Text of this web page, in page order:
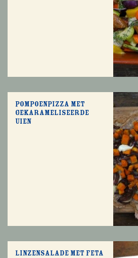
Pompoenpizza met
gekarameliseerde
uien
Linzensalade met feta